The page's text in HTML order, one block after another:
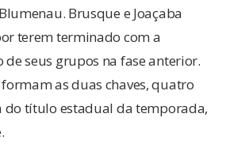
Brusque e Joaçaba
terem terminado com a
seus grupos na fase anterior.
as duas chaves, quatro
do título estadual da temporada,